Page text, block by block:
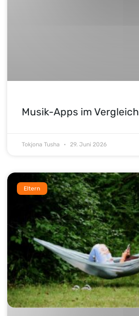
Musik-Apps im Vergleich
Tokjona Tusha 29. Juni 2026
Eltern